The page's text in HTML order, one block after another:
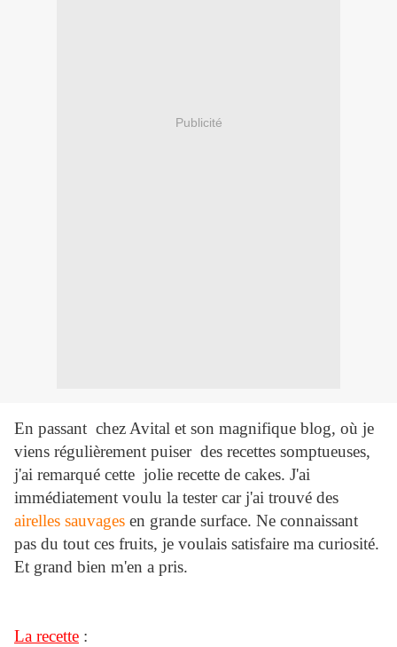
Publicité
En passant chez Avital et son magnifique blog, où je
viens régulièrement puiser des recettes somptueuses,
j'ai remarqué cette jolie recette de cakes. J'ai
immédiatement voulu la tester car j'ai trouvé des
airelles sauvages en grande surface. Ne connaissant
pas du tout ces fruits, je voulais satisfaire ma curiosité.
Et grand bien m'en a pris.
La recette :